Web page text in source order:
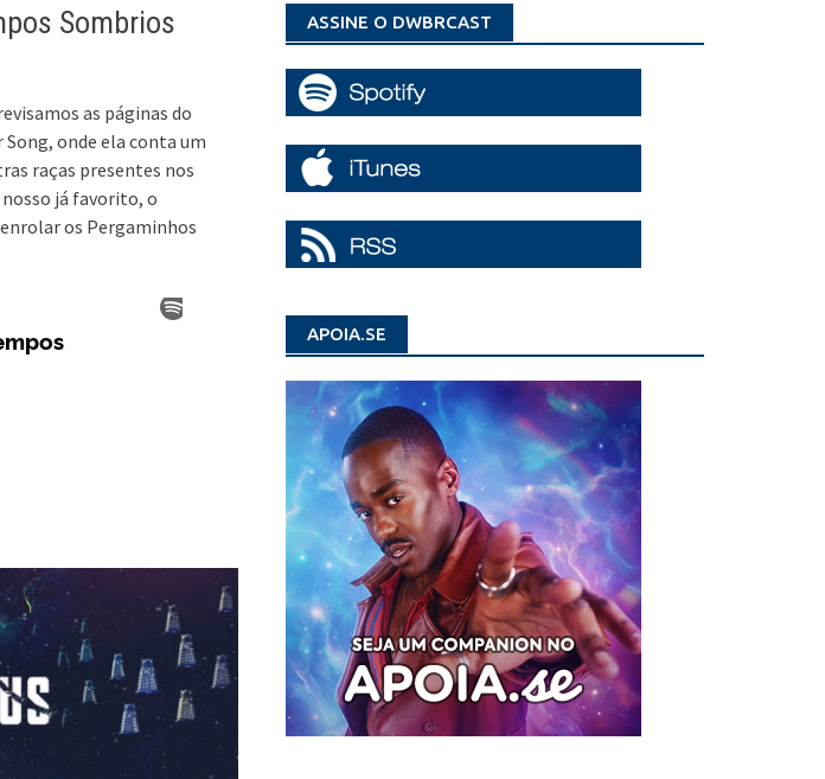
Sombrios
as páginas do
Song, onde ela conta um
raças presentes nos
já favorito, o
os Pergaminhos
ASSINE O DWBRCAST
APOIA.SE